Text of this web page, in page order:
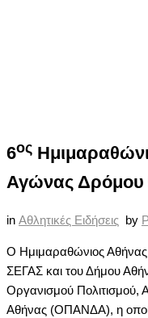
6ος
Αγώνας Δρόμου
in Αθλητικές Ειδήσεις by
Ο Ημιμαραθώνιος Αθήνας
ΣΕΓΑΣ και του Δήμου
Οργανισμού Πολιτισμού,
Αθήνας (ΟΠΑΝΔΑ), η